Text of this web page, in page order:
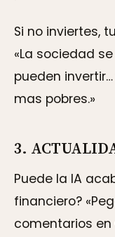
Si no inviertes,
«La sociedad
pueden
mas pobres.»
3.
Puede la IA
financiero?
comentarios en